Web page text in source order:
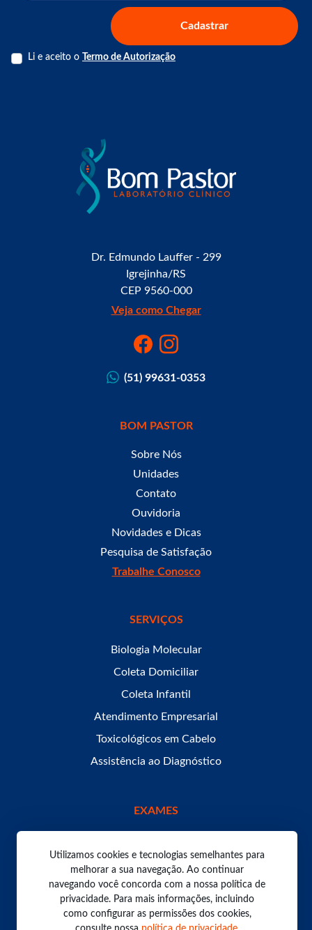
Cadastrar
Li e aceito o Termo de Autorização
Dr. Edmundo Lauffer - 299
Igrejinha/RS
CEP 9560-000
Veja como Chegar
(51) 99631-0353
BOM PASTOR
Sobre Nós
Unidades
Contato
Ouvidoria
Novidades e Dicas
Pesquisa de Satisfação
Trabalhe Conosco
SERVIÇOS
Biologia Molecular
Coleta Domiciliar
Coleta Infantil
Atendimento Empresarial
Toxicológicos em Cabelo
Assistência ao Diagnóstico
EXAMES
Todos os direitos reservados. Laboratório Bom Pastor
2026.
Política de Privacidade
Utilizamos cookies e tecnologias semelhantes para
melhorar a sua navegação. Ao continuar
navegando você concorda com a nossa política de
privacidade. Para mais informações, incluindo
como configurar as permissões dos cookies,